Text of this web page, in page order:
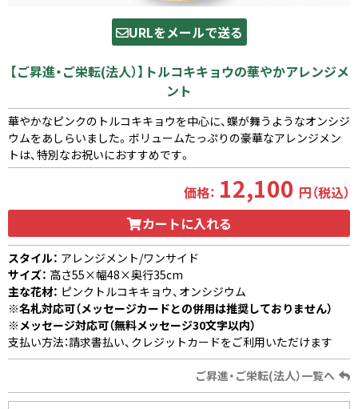
URLをメールで送る
【ご昇進・ご栄転(法人）】トルコキキョウの華やかアレンジメ
ント
華やかなピンクのトルコキキョウを中心に、蝶が舞うようなオンシジ
ウムをあしらいました。ボリュームたっぷりの豪華なアレンジメン
トは、特別なお祝いにおすすめです。
価格： 12,100 円（税込）
カートに入れる
スタイル： アレンジメント/ワンサイド
サイズ： 高さ55×幅48×奥行35cm
主な花材： ピンクトルコキキョウ、オンシジウム
※名札対応可（メッセージカードとの併用は推奨しておりません）
※メッセージ対応可（無料メッセージ30文字以内）
支払い方法：請求書払い、クレジットカードをご利用いただけます
ご昇進・ご栄転(法人）一覧へ